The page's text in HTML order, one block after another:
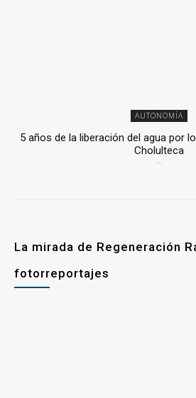
AUTONOMÍA
5 años de la liberación del agua por
Cholulteca
La mirada de Regeneración
fotorreportajes